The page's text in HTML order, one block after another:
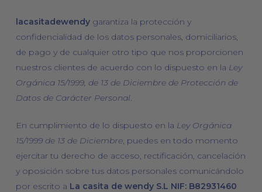
lacasitadewendygarantiza la protección y
confidencialidad de los datos personales, domiciliarios,
de pago y de cualquier otro tipo que nos proporcionen
nuestros clientes de acuerdo con lo dispuesto en la Ley
Orgánica 15/1999, de 13 de Diciembre de Protección de
Datos de Carácter Personal.
En cumplimiento de lo dispuesto en la Ley Orgánica
15/1999 de 13 de Diciembre, puedes en todo momento
ejercitar tu derecho de acceso, rectificación, cancelación
y oposición sobre tus datos personales comunicándolo
por escrito a La casita de wendy S.L NIF: B82931460